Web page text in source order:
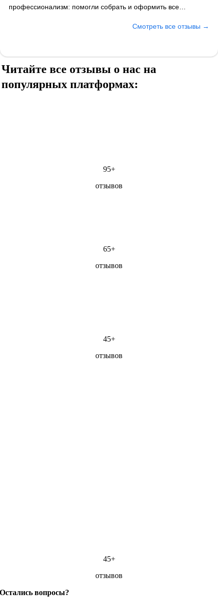
профессионализм: помогли собрать и оформить все
Лицензию получили даже раньше оговоренного срока.
Смотреть все отзывы →
Читайте все отзывы о нас на
популярных платформах:
95+
отзывов
65+
отзывов
45+
отзывов
45+
отзывов
Остались вопросы?